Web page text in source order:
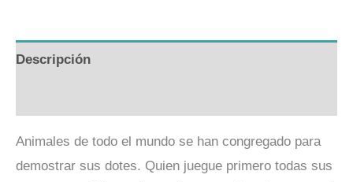
Descripción
Animales de todo el mundo se han congregado para
demostrar sus dotes. Quien juegue primero todas sus